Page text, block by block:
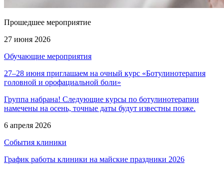
Прошедшее мероприятие
27 июня 2026
Обучающие мероприятия
27–28 июня приглашаем на очный курс «Ботулинотерапия
головной и орофациальной боли»
Группа набрана! Следующие курсы по ботулинотерапии
намечены на осень, точные даты будут известны позже.
6 апреля 2026
События клиники
График работы клиники на майские праздники 2026